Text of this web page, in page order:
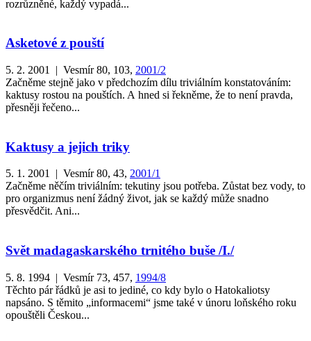
rozrůzněné, každý vypadá...
Asketové z pouští
5. 2. 2001 | Vesmír 80, 103, 2001/2
Začněme stejně jako v předchozím dílu triviálním konstatováním:
kaktusy rostou na pouštích. A hned si řekněme, že to není pravda,
přesněji řečeno...
Kaktusy a jejich triky
5. 1. 2001 | Vesmír 80, 43, 2001/1
Začněme něčím triviálním: tekutiny jsou potřeba. Zůstat bez vody, to
pro organizmus není žádný život, jak se každý může snadno
přesvědčit. Ani...
Svět madagaskarského trnitého buše /I./
5. 8. 1994 | Vesmír 73, 457, 1994/8
Těchto pár řádků je asi to jediné, co kdy bylo o Hatokaliotsy
napsáno. S těmito „informacemi“ jsme také v únoru loňského roku
opouštěli Českou...